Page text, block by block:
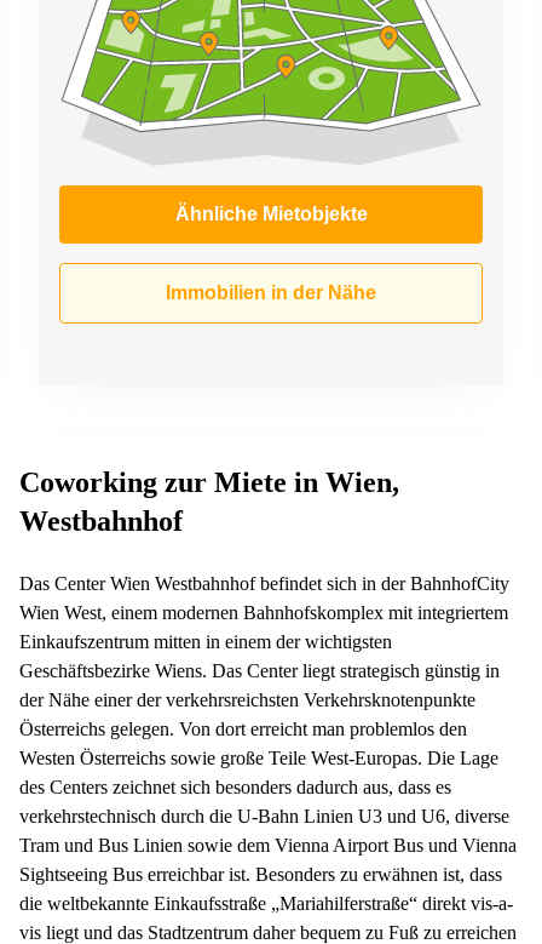
Ähnliche Mietobjekte
Immobilien in der Nähe
Coworking zur Miete in Wien,
Westbahnhof
Das Center Wien Westbahnhof befindet sich in der BahnhofCity
Wien West, einem modernen Bahnhofskomplex mit integriertem
Einkaufszentrum mitten in einem der wichtigsten
Geschäftsbezirke Wiens. Das Center liegt strategisch günstig in
der Nähe einer der verkehrsreichsten Verkehrsknotenpunkte
Österreichs gelegen. Von dort erreicht man problemlos den
Westen Österreichs sowie große Teile West-Europas. Die Lage
des Centers zeichnet sich besonders dadurch aus, dass es
verkehrstechnisch durch die U-Bahn Linien U3 und U6, diverse
Tram und Bus Linien sowie dem Vienna Airport Bus und Vienna
Sightseeing Bus erreichbar ist. Besonders zu erwähnen ist, dass
die weltbekannte Einkaufsstraße „Mariahilferstraße“ direkt vis-a-
vis liegt und das Stadtzentrum daher bequem zu Fuß zu erreichen